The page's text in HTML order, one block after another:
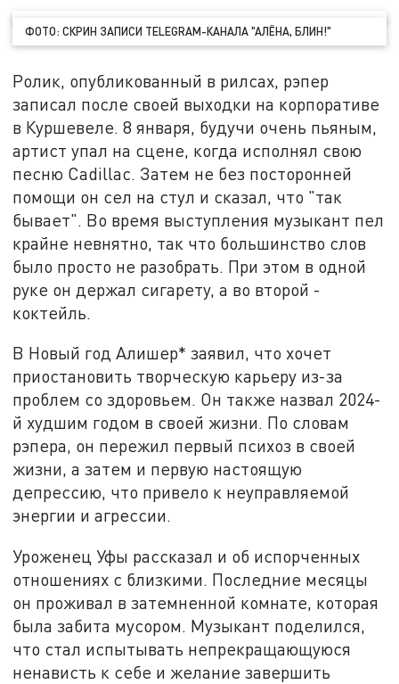
ФОТО: СКРИН ЗАПИСИ TELEGRAM-КАНАЛА "АЛЁНА, БЛИН!"
Ролик, опубликованный в рилсах, рэпер
записал после своей выходки на корпоративе
в Куршевеле. 8 января, будучи очень пьяным,
артист упал на сцене, когда исполнял свою
песню Cadillac. Затем не без посторонней
помощи он сел на стул и сказал, что "так
бывает". Во время выступления музыкант пел
крайне невнятно, так что большинство слов
было просто не разобрать. При этом в одной
руке он держал сигарету, а во второй -
коктейль.
В Новый год Алишер* заявил, что хочет
приостановить творческую карьеру из-за
проблем со здоровьем. Он также назвал 2024-
й худшим годом в своей жизни. По словам
рэпера, он пережил первый психоз в своей
жизни, а затем и первую настоящую
депрессию, что привело к неуправляемой
энергии и агрессии.
Уроженец Уфы рассказал и об испорченных
отношениях с близкими. Последние месяцы
он проживал в затемненной комнате, которая
была забита мусором. Музыкант поделился,
что стал испытывать непрекращающуюся
ненависть к себе и желание завершить